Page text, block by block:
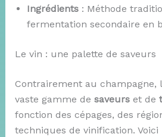
Ingrédients: Méthode
fermentation secondaire en
Le vin : une palette de saveurs
Contrairement au champagne,
vaste gamme de saveurset de
fonction des cépages, des
techniques de vinification.